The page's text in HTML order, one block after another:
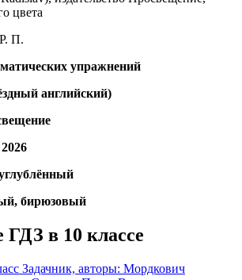
П.
упражнений
английский)
бирюзовый
в 10 классе